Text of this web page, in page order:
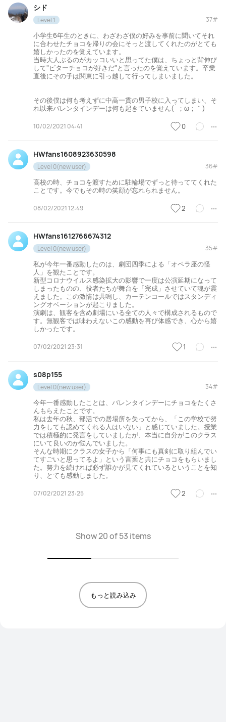
シド
Level 1 37#
小学生6年生のときに、わざわざ僕の好みを事前に聞いてそれ
に合わせたチョコを帰りの会にそっと渡してくれたのがとても
嬉しかったのを覚えています。
当時大人ぶるのがカッコいいと思ってた僕は、ちょっと背伸び
して"ビターチョコが好きだ"と言ったのを覚えています。卒業
直後にその子は関東に引っ越して行ってしまいました。
その後僕は何も考えずに中高一貫の男子校に入ってしまい、そ
れ以来バレンタインデーは何も起きていません(´；ω；｀)
10/02/2021 04:41 0
HWfans1608923630598
Level 0(new user) 36#
高校の時、チョコを渡すために駐輪場でずっと待っててくれた
ことです。今でもその時の笑顔が忘れられません。
08/02/2021 12:49 2
HWfans1612766674312
Level 0(new user) 35#
私が今年一番感動したのは、劇団四季による「オペラ座の怪
人」を観たことです。
新型コロナウイルス感染拡大の影響で一度は公演延期になって
しまったものの、役者たちが舞台を「完成」させていて魂が震
えました。この激情は共鳴し、カーテンコールではスタンディ
ングオベーションが起こりました。
演劇は、観客を含め劇場にいる全ての人々で構成されるもので
す。無観客では味わえないこの感動を再び体感でき、心から嬉
しかったです。
07/02/2021 23:31 1
s08p155
Level 0(new user) 34#
今年一番感動したことは、バレンタインデーにチョコをたくさ
んもらえたことです。
私は去年の秋、部活での居場所を失ってから、「この学校で努
力をしても認めてくれる人はいない」と感じていました。授業
では積極的に発言をしていましたが、本当に自分がこのクラス
にいて良いのか悩んでいました。
そんな時期にクラスの女子から「何事にも真剣に取り組んでい
てすごいと思ってるよ」という言葉と共にチョコをもらいまし
た。努力を続ければ必ず誰かが見てくれているということを知
り、とても感動しました。
07/02/2021 23:25 2
Show 20 of 53 items
もっと読み込み